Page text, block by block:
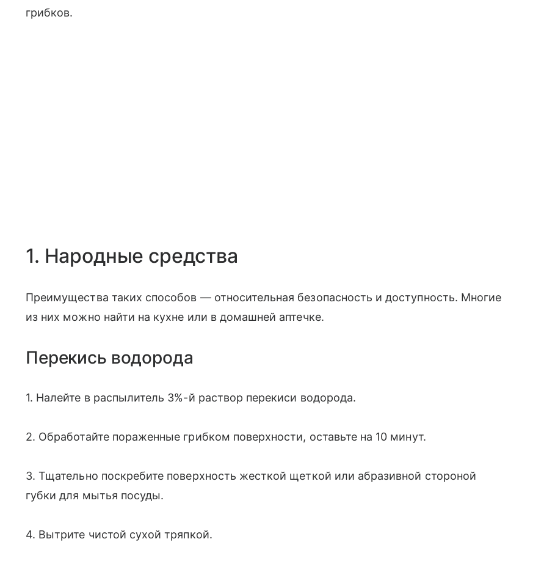
грибков.
1. Народные средства
Преимущества таких способов — относительная безопасность и доступность. Многие
из них можно найти на кухне или в домашней аптечке.
Перекись водорода
1. Налейте в распылитель 3%-й раствор перекиси водорода.
2. Обработайте пораженные грибком поверхности, оставьте на 10 минут.
3. Тщательно поскребите поверхность жесткой щеткой или абразивной стороной
губки для мытья посуды.
4. Вытрите чистой сухой тряпкой.